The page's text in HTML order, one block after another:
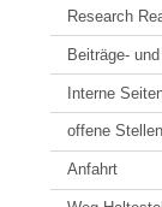
Research
Beiträge-
Interne
offene
Anfahrt